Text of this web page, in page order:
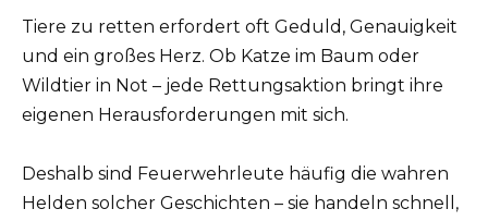
Tiere zu retten erfordert oft Geduld, Genauigkeit
und ein großes Herz. Ob Katze im Baum oder
Wildtier in Not – jede Rettungsaktion bringt ihre
eigenen Herausforderungen mit sich.
Deshalb sind Feuerwehrleute häufig die wahren
Helden solcher Geschichten – sie handeln schnell,